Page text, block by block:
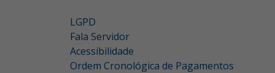
LGPD
Fala Servidor
Acessibilidade
Ordem Cronológica de Pagamentos